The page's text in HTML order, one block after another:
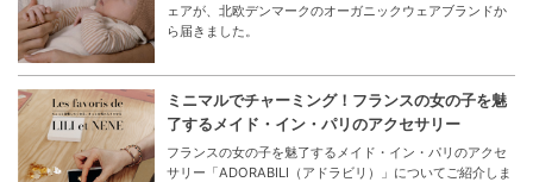
ェアが、北欧デンマークのオーガニックウェアブランドか
ら届きました。
ミニマルでチャーミング！フランスの女の子を魅
了するメイド・イン・パリのアクセサリー
フランスの女の子を魅了するメイド・イン・パリのアクセ
サリー「ADORABILI（アドラビリ）」についてご紹介しま